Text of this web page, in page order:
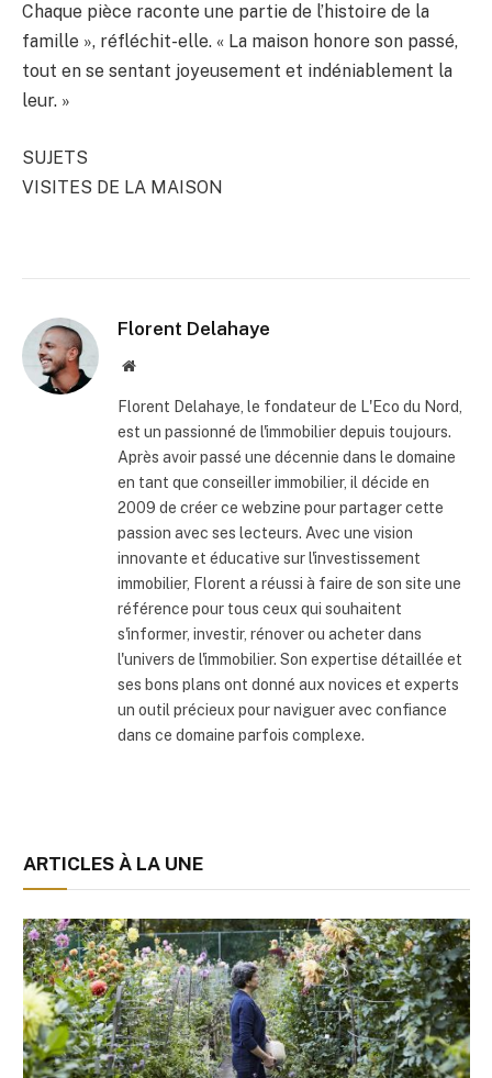
Chaque pièce raconte une partie de l’histoire de la
famille », réfléchit-elle. « La maison honore son passé,
tout en se sentant joyeusement et indéniablement la
leur. »
SUJETS
VISITES DE LA MAISON
Florent Delahaye
Site
Florent Delahaye, le fondateur de L'Eco du Nord,
est un passionné de l'immobilier depuis toujours.
Après avoir passé une décennie dans le domaine
en tant que conseiller immobilier, il décide en
2009 de créer ce webzine pour partager cette
passion avec ses lecteurs. Avec une vision
innovante et éducative sur l'investissement
immobilier, Florent a réussi à faire de son site une
référence pour tous ceux qui souhaitent
s'informer, investir, rénover ou acheter dans
l'univers de l'immobilier. Son expertise détaillée et
ses bons plans ont donné aux novices et experts
un outil précieux pour naviguer avec confiance
dans ce domaine parfois complexe.
ARTICLES À LA UNE